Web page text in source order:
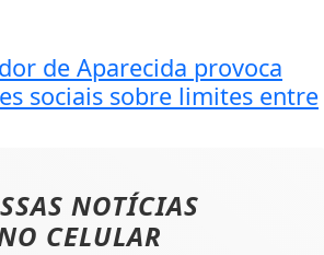
de Aparecida provoca
sociais sobre limites entre
NOTÍCIAS
CELULAR